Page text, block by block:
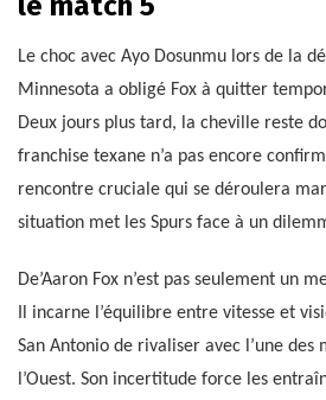
Le choc avec Ayo Dosunmu lors de la
Minnesota a obligé Fox à quitter
Deux jours plus tard, la cheville reste
franchise texane n’a pas encore
rencontre cruciale qui se déroulera
situation met les Spurs face à un
De’Aaron Fox n’est pas seulement un
Il incarne l’équilibre entre vitesse et
San Antonio de rivaliser avec l’une des
l’Ouest. Son incertitude force les